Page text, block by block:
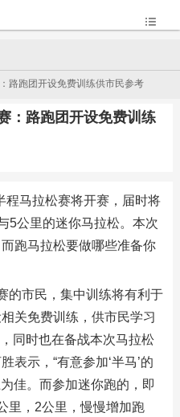
路跑团开设免费训练供市民参考
：路跑团开设免费训练
程马拉松赛将开赛，届时将
5公里的迷你马拉松。本次
跑马拉松要做哪些准备你
的市民，集中训练将有利于
关免费训练，供市民学习
同时也在备战本次马拉松
表示，“有意参加‘半马’的
佳。而参加迷你跑的，即
里，2公里，慢慢增加跑